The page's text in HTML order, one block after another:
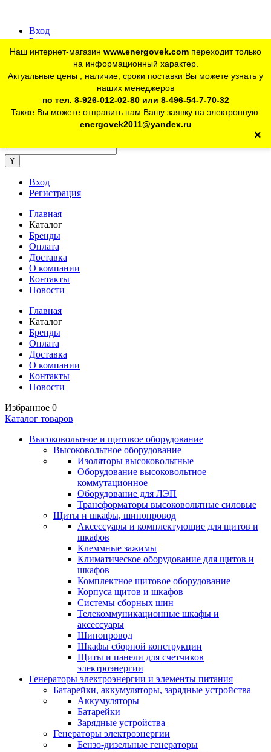
Вход
Регистрация
Для юр. лиц:+7 (926) 012-02-80
telegram Розничный магазин:+7 (925) 902-46-10
Наш интернет-магазин www.energovek.com переходит только
на информационный характер.
Актуальные цены , наличие, сроки поставки Вы можете узнать у
наших менеджеров
по тел. 8-926-012-02-80 или 8-496-54-7-70-32
Также Вы можете отправить нам Вашу заявку на электронную:
energovek2011@yandex.ru
×
Вход
Регистрация
Главная
Каталог
Бренды
Оплата
Доставка
О компании
Контакты
Новости
Главная
Каталог
Бренды
Оплата
Доставка
О компании
Контакты
Новости
Избранное 0
Каталог товаров
Высоковольтное и щитовое оборудование
Высоковольтное оборудование
Изоляторы высоковольтные
Оборудование высоковольтное
коммутационное
Оборудование для ЛЭП
Трансформаторы высоковольтные силовые
Щиты и шкафы, шинопровод
Аксессуары и комплектующие для щитов и
шкафов
Клеммные зажимы
Климатическое оборудование для щитов и
шкафов
Комплектное щитовое оборудование
Корпуса щитов и шкафов
Системы сборных шин
Телекоммуникационные шкафы и
аксессуары
Шинопровод
Шкафы сборной конструкции
Щиты и панели для счетчиков
электроэнергии
Генераторы электроэнергии и элементы питания
Батарейки, аккумуляторы, зарядные устройства
Аккумуляторы
Батарейки
Зарядные устройства
Генераторы электроэнергии
Бензо-дизельные генераторы